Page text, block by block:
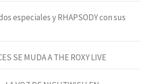
especiales y RHAPSODY con sus
SE MUDA A THE ROXY LIVE